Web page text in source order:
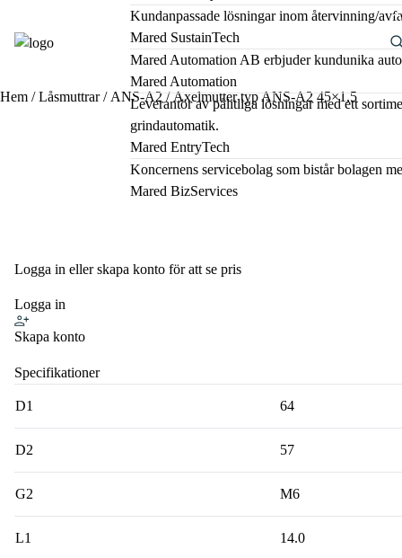
Kundanpassade lösningar inom återvinning/
Mared SustainTech
Mared Automation AB erbjuder kundunika
Mared Automation
Leverantör av pålitliga lösningar med ett
grindautomatik.
Mared EntryTech
Koncernens servicebolag som bistår bolagen
Mared BizServices
Hem /Låsmuttrar/ ANS-A2/ Axelmutter typ ANS-A2 45×1,5
Logga in eller skapa konto för att se pris
Logga in
Skapa konto
Specifikationer
D1 64
D2 57
G2 M6
L1 14.0